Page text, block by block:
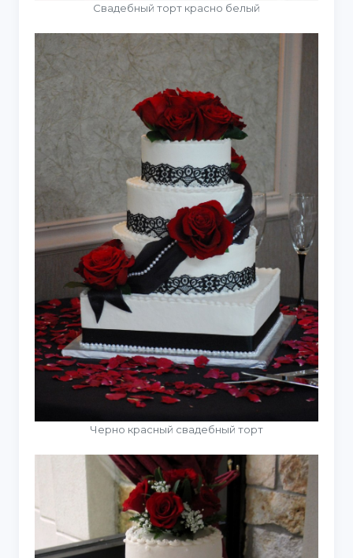
Свадебный торт красно белый
Черно красный свадебный торт